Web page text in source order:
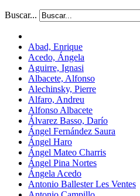
Buscar...
Abad, Enrique
Acedo, Ángela
Aguirre, Ignasi
Albacete, Alfonso
Alechinsky, Pierre
Alfaro, Andreu
Alfonso Albacete
Álvarez Basso, Darío
Ángel Fernández Saura
Ángel Haro
Ángel Mateo Charris
Ángel Pina Nortes
Ángela Acedo
Antonio Ballester Les Ventes